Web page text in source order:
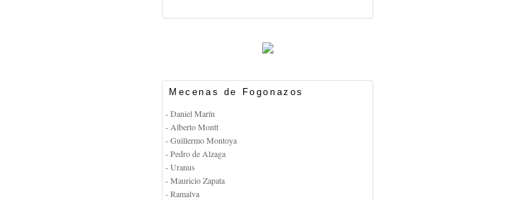
Mecenas de Fogonazos
- Daniel Marín
- Alberto Montt
- Guillermo Montoya
- Pedro de Alzaga
- Uranus
- Mauricio Zapata
- Ramalva